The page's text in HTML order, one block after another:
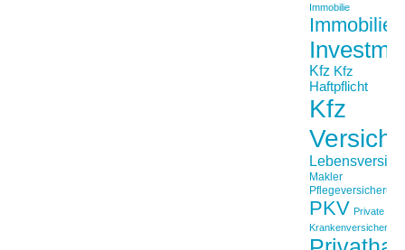
Immobilie
Kfz Kfz
Haftpflicht
Kfz
Makler
Pflegeversicherung
PKV Private
Krankenversicherung